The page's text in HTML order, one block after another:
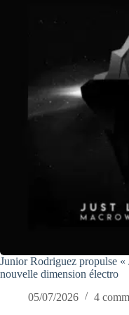
Junior Rodriguez propulse
nouvelle dimension électro
05/07/2026
4